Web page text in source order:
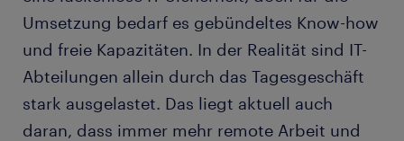
Umsetzung bedarf es gebündeltes Know-how
und freie Kapazitäten. In der Realität sind IT-
Abteilungen allein durch das Tagesgeschäft
stark ausgelastet. Das liegt aktuell auch
daran, dass immer mehr remote Arbeit und